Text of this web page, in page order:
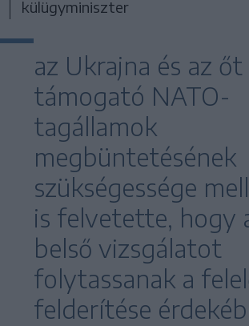
külügyminiszter
az Ukrajna és az őt
támogató NATO-
tagállamok
megbüntetésének
szükségessége
is felvetette, hogy
belső vizsgálatot
folytassanak a
felderítése